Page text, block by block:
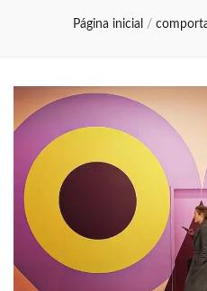
Página inicial /